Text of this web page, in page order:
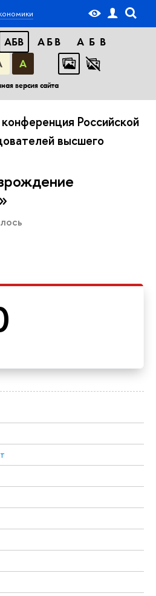
АБВ АБВ
АБВ
А
версия сайта
Российской
высшего